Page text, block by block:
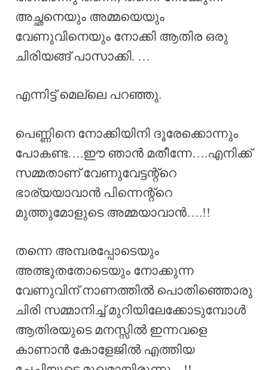
അച്ഛനെയും അമ്മയെയും
വേണുവിനെയും നോക്കി ആതിര ഒരു
ചിരിയങ്ങ് പാസാക്കി. …
എന്നിട്ട് മെല്ലെ പറഞ്ഞു.
പെണ്ണിനെ നോക്കിയിനി ദൂരേക്കൊന്നും
പോകണ്ട….ഈ ഞാൻ മതീന്നേ….എനിക്ക്
സമ്മതാണ് വേണുവേട്ടന്റ്റെ
ഭാര്യയാവാൻ പിന്നെന്റ്റെ
മുത്തുമോളുടെ അമ്മയാവാൻ….!!
തന്നെ അമ്പരപ്പോടെയും
അത്ഭുതതോടെയും നോക്കുന്ന
വേണുവിന് നാണത്തിൽ പൊതിഞ്ഞൊരു
ചിരി സമ്മാനിച്ച് മുറിയിലേക്കോടുമ്പോൾ
ആതിരയുടെ മനസ്സിൽ ഇന്നവളെ
കാണാൻ കോളേജിൽ എത്തിയ